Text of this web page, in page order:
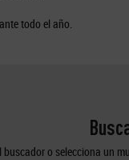
todo el año.
buscador o selecciona un